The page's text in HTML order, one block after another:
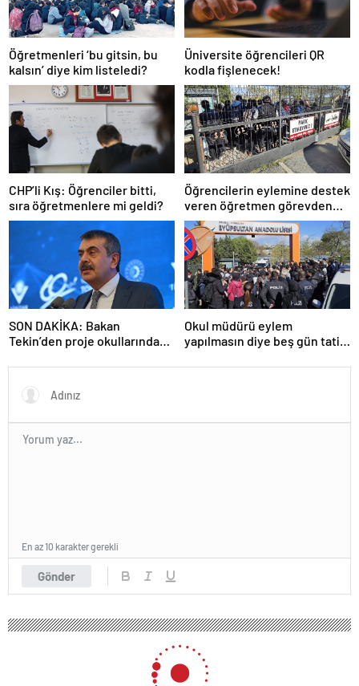
Öğretmenleri ‘bu gitsin, bu
kalsın’ diye kim listeledi?
Üniversite öğrencileri QR
kodla fişlenecek!
CHP’li Kış: Öğrenciler bitti,
sıra öğretmenlere mi geldi?
Öğrencilerin eylemine destek
veren öğretmen görevden
uzaklaştırıldı
SON DAKİKA: Bakan
Tekin’den proje okullarındaki
Okul müdürü eylem
yapılmasın diye beş gün tatil
Gönder
En az 10 karakter gerekli